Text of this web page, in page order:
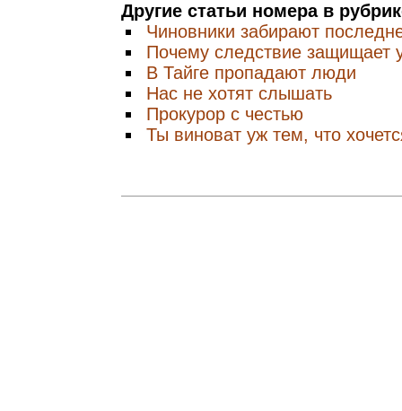
Другие статьи номера в
Чиновники забирают
Почему следствие защищает
В Тайге пропадают люди
Нас не хотят слышать
Прокурор с честью
Ты виноват уж тем, что